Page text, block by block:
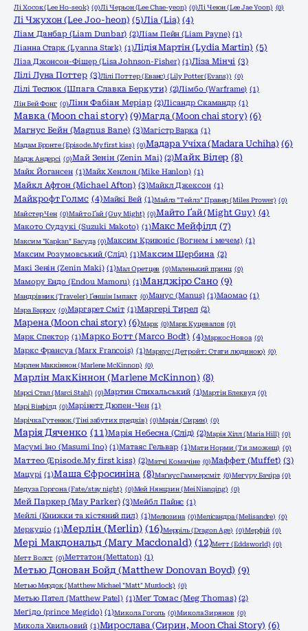
Лі Хосок (Lee Ho-seok) (0)Лі Черьон (Lee Chae-yeon) (0)Лі Чеюн (Lee Jae Yoon) (0)
Лі Чжухон (Lee Joo-heon) (5)Ліа (Lia) (4)
Ліам Данбар (Liam Dunbar) (2)Ліам Пейн (Liam Payne) (1)
Ліанна Старк (Lyanna Stark) (1)Лідія Мартін (Lydia Martin) (5)
Ліза Джонсон-Фішер (Lisa Johnson-Fisher) (1)Ліза Мінчі (3)
Лілі Луна Поттер (3)Лілі Поттер (Еванс) (Lily Potter (Evans)) (0)
Лілі Теслюк (Шпага Славка Беркути) (2)Лімбо (Warframe) (1)
Лін Бей Фонг (0)Лінн Фабіан Меріар (2)Лісандр Скамандр (1)
Мавка (Moon chai story) (9)Магда (Moon chai story) (6)
Магнус Бейн (Magnus Bane) (3)Магістр Варка (1)
Мадам Бронте (Episode.My first kiss) (0)Мадара Учіха (Madara Uchiha) (6)
Мадж Андерсі (0)Май Зенін (Zenin Mai) (2)Майк Вілер (8)
Майк Йогансен (1)Майк Хенлон (Mike Hanlon) (1)
Майкл Афтон (Michael Afton) (3)Майкл Джексон (1)
Майкрофт Голмс (4)Майкі Вей (1)Майлз "Тейлз" Правер (Miles Prower) (0)
Майстер Чен (0)Майто Ґай (Guy Might) (0)Майто Ґай (Might Guy) (4)
Макото Судзукі (Suzuki Makoto) (1)Макс Мейфілд (7)
Максим "Kapkan" Басуда (0)Максим Кривоніс (Вогнем і мечем) (1)
Максим Розумовський (Слід) (1)Максим Щербина (2)
Макі Зенін (Zenin Maki) (1)Мал Оретцев (0)Маленький принц (0)
Мамору Ендо (Endou Mamoru) (1)Манджіро Сано (9)
Мандрівник (Traveler) Ґеншін Імпакт (0)Манус (Manus) (1)Маомао (1)
Мара Барроу (0)Маргарет Сміт (1)Маргері Тирел (2)
Марена (Moon chai story) (6)Марк (0)Марк Куцевалов (0)
Марк Спектор (1)Марко Ботт (Marco Bodt) (4)Маркос Новоа (0)
Маркс Франсуа (Marx Francois) (1)Маркус (Детройт: Стати людиною) (0)
Марлен Маккіннон (Marlene McKinnon) (0)
Марлін МакКіннон (Marlene McKinnon) (8)
Марсі Стал (Marci Stahl) (0)Мартин Спихальський (1)Мартін Блеквуд (0)
Марі Вінфілд (0)Марінетт Дюпен-Чен (1)
Марічка Гутенюк (Тіні забутих предків) (0)Марія (Сирин) (0)
Марія Дяченко (11)Марія Небесна (Слід) (2)Марія Хілл (Maria Hill) (0)
Масумі Іно (Masumi Ino) (1)Матаяс Гельвар (1)Мати Норми (Ти зможеш) (0)
Маттео (Episode.My first kiss) (2)Матчі Комачіне (0)Маффет (Muffet) (3)
Мацурі (1)Маша Єфросиніна (8)Маґнус Гаммерсміт (0)Мегуру Бачіра (0)
Медуза Горгона (Fate/stay night) (0)Мей Нянцзин (Mei Nianqing) (0)
Мей Паркер (May Parker) (3)Мейбл Пайнс (1)
Мейлі (Книжки та кістяний пил) (1)Мелюзина (0)Мелісандра (Melisandre) (0)
Меркуціо (1)Мерлін (Merlin) (16)Мерріль (Dragon Age) (0)Мерфій (0)
Мері Макдональд (Mary Macdonald) (12)Метт (Eddsworld) (0)
Метт Волст (0)Меттатон (Mettaton) (1)
Метью Донован Бойд (Matthew Donovan Boyd) (9)
Метью Мердок (Matthew Michael "Matt" Murdock) (0)
Метью Пател (Matthew Patel) (1)Меґ Томас (Meg Thomas) (2)
Меґідо (prince Megido) (1)Микола Гоголь (0)Микола Зирянов (0)
Микола Хвильовий (1)Мирослава (Сирин, Moon Chai Story) (6)